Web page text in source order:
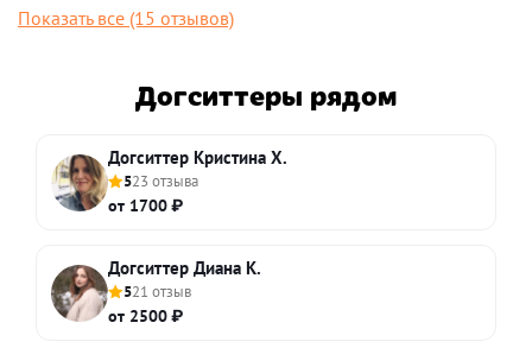
Показать все (15 отзывов)
Догситтеры рядом
Догситтер Кристина Х.
523 отзыва
от 1700 ₽
Догситтер Диана К.
521 отзыв
от 2500 ₽